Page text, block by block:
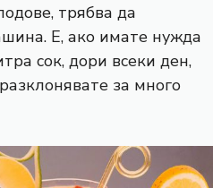
трябва да
Е, ако имате нужда
сок, дори всеки ден,
за много